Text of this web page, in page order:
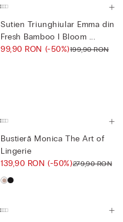
Sutien Triunghiular Emma din
Fresh Bamboo I Bloom ...
99,90 RON (-50%)199,90 RON
Bustieră Monica The Art of
Lingerie
139,90 RON(-50%)279,90 RON